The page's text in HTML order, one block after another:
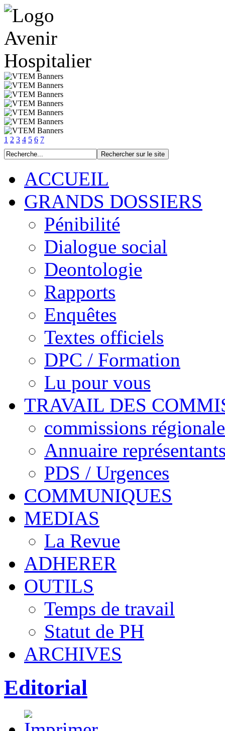
1 2 3 4 5 6 7
ACCUEIL
GRANDS DOSSIERS
Pénibilité
Dialogue social
Deontologie
Rapports
Enquêtes
Textes officiels
DPC / Formation
Lu pour vous
TRAVAIL DES
commissions
Annuaire
PDS / Urgences
COMMUNIQUES
MEDIAS
La Revue
ADHERER
OUTILS
Temps de travail
Statut de PH
ARCHIVES
Editorial